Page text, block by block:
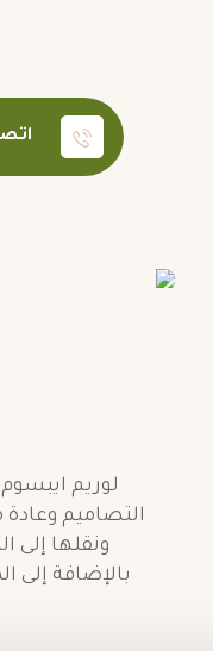
اتصل بنا
لوريم
التصاميم
ونقلها إلى
بالإضافة إلى